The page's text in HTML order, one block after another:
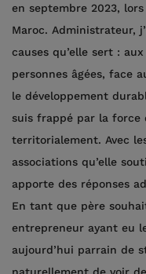
en septembre 2023,
Maroc. Administrateur,
causes qu’elle sert :
personnes âgées, face
le développement
suis frappé par la force
territorialement. Avec
associations qu’elle
apporte des réponses
En tant que père
entrepreneur ayant eu
aujourd’hui parrain de